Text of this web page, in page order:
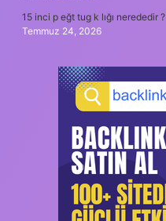
15 inci p eğt tug k lığı nerededir ?
Temmuz 24, 2026